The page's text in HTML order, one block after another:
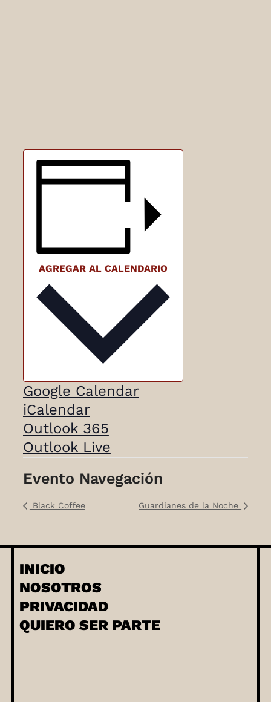
AGREGAR AL CALENDARIO
Google Calendar
iCalendar
Outlook 365
Outlook Live
Evento Navegación
Black Coffee Guardianes de la Noche
INICIO
NOSOTROS
PRIVACIDAD
QUIERO SER PARTE